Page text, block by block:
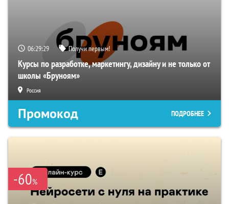
06:29:28 Получи первым!
Курсы по разработке, маркетингу, дизайну и не только от
школы «Бруноям»
Россия
Промокод ПОДРОБНЕЕ
-60%